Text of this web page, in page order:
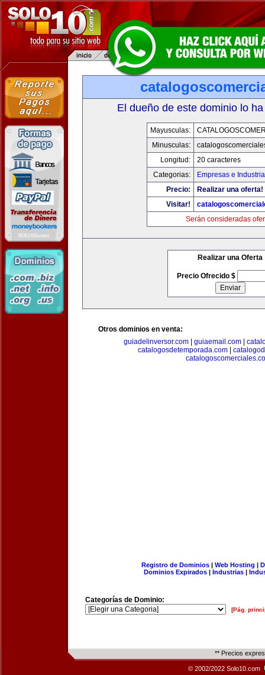
El dueño de este dominio lo
Mayusculas:
Minusculas:
Longitud:
20 caracteres
Categorias:
Empresas e
Precio:
Realizar una oferta!
Visitar!
Serán consideradas
Realizar una Oferta
Precio Ofrecido $
Otros dominios en venta:
guiadelinversor.com| guiaemail.com|
catalogosdetemporada.com|
Registro de Dominios| Web Hosting |
Dominios Expirados | Industrias |
Categorías de Dominio:
[Pág.
** Precios
© 2002/2022 Solo10.com